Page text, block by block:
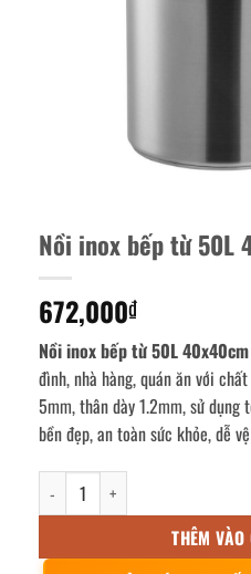
Nồi inox bếp từ 50L
672,000₫
Nồi inox bếp từ 50L 40x40cm
đình, nhà hàng, quán ăn với
5mm, thân dày 1.2mm, sử
bền đẹp, an toàn sức khỏe, dễ
Nồi inox bếp từ 50L 40x40cm số
THÊM